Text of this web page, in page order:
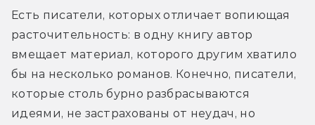
Есть писатели, которых отличает вопиющая
расточительность: в одну книгу автор
вмещает материал, которого другим хватило
бы на несколько романов. Конечно, писатели,
которые столь бурно разбрасываются
идеями, не застрахованы от неудач, но